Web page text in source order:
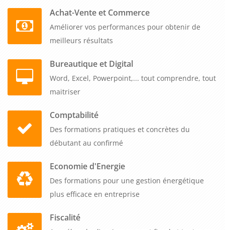
Achat-Vente et Commerce
Améliorer vos performances pour obtenir de
meilleurs résultats
Bureautique et Digital
Word, Excel, Powerpoint,... tout comprendre, tout
maitriser
Comptabilité
Des formations pratiques et concrètes du
débutant au confirmé
Economie d'Energie
Des formations pour une gestion énergétique
plus efficace en entreprise
Fiscalité